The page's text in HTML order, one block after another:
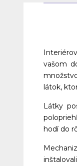
vašom
látok,
Látky
hodí do